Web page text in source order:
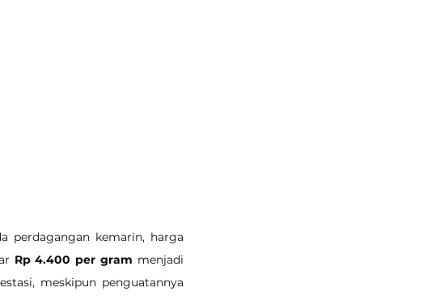
perdagangan kemarin, harga
Rp 4.400 per gram menjadi
meskipun penguatannya